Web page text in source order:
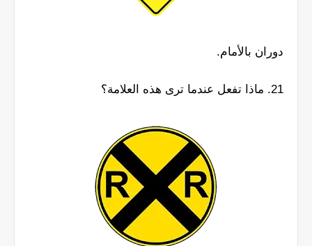
دوران بالأمام.
21. ماذا تفعل عندما ترى هذه العلامة؟